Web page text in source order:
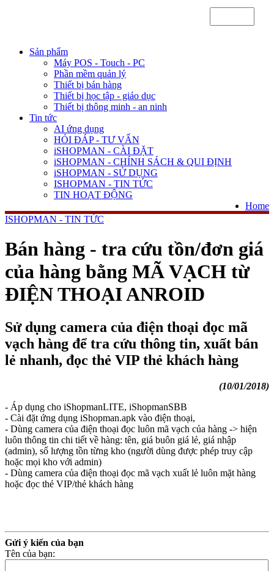
Sản phẩm
Máy POS - Touch - PC
Phần mềm quản lý
Thiết bị bán hàng
Thiết bị học tập - giáo dục
Thiết bị thông minh - an ninh
Tin tức
AI ứng dụng
HỎI ĐÁP - TƯ VẤN
iSHOPMAN - CÀI ĐẶT
iSHOPMAN - CHÍNH SÁCH & QUI ĐỊNH
iSHOPMAN - SỬ DỤNG
ISHOPMAN - TIN TỨC
TIN HOẠT ĐỘNG
Home
ISHOPMAN - TIN TỨC
Bán hàng - tra cứu tồn/đơn giá
của hàng bằng MÃ VẠCH từ
ĐIỆN THOẠI ANROID
Sử dụng camera của điện thoại đọc mã
vạch hàng để tra cứu thông tin, xuất bán
lẻ nhanh, đọc thẻ VIP thẻ khách hàng
(10/01/2018)
- Áp dụng cho iShopmanLITE, iShopmanSBB
- Cài đặt ứng dụng iShopman.apk vào điện thoại,
- Dùng camera của điện thoại đọc luôn mã vạch của hàng -> hiện
luôn thông tin chi tiết về hàng: tên, giá buôn giá lẻ, giá nhập
(admin), số lượng tồn từng kho (người dùng được phép truy cập
hoặc mọi kho với admin)
- Dùng camera của điện thoại đọc mã vạch xuất lẻ luôn mặt hàng
hoặc đọc thẻ VIP/thẻ khách hàng
Gửi ý kiến của bạn
Tên của bạn: